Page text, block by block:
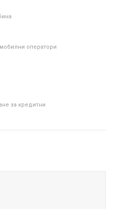
оператори
за кредитни